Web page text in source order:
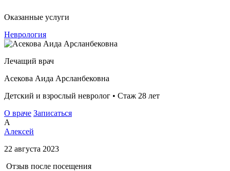
Оказанные услуги
Неврология
Лечащий врач
Асекова Аида Арсланбековна
Детский и взрослый невролог • Стаж 28 лет
О враче Записаться
А
Алексей
22 августа 2023
Отзыв после посещения